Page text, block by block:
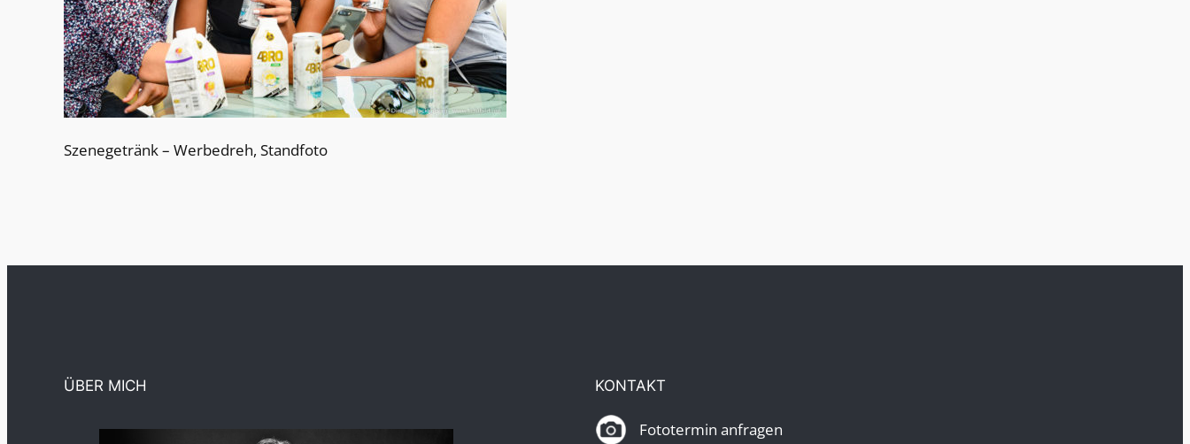
Szenegetränk – Werbedreh, Standfoto
ÜBER MICH KONTAKT
Fototermin anfragen